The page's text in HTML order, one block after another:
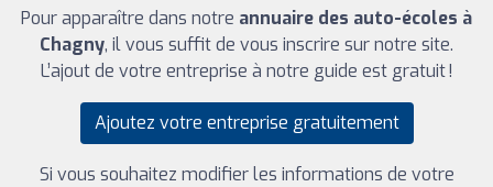
Pour apparaître dans notre annuaire des auto-écoles à
Chagny, il vous suffit de vous inscrire sur notre site.
L’ajout de votre entreprise à notre guide est gratuit !
Ajoutez votre entreprise gratuitement
Si vous souhaitez modifier les informations de votre